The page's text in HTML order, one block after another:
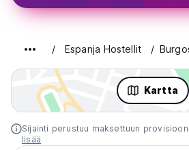
Espanja Hostellit
Kartta
Sijainti perustuu maksettuun
lisää